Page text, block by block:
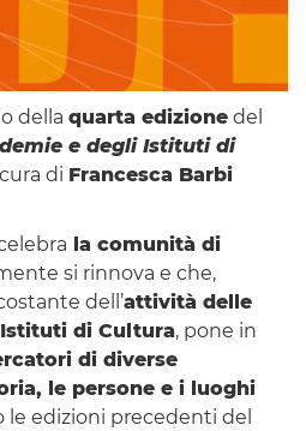
della quarta edizionedel
e degli Istituti di
di Francesca Barbi
la comunità di
si rinnova e che,
dell’attività delle
di Cultura, pone in
di diverse
le persone e i luoghi
le edizioni precedenti del